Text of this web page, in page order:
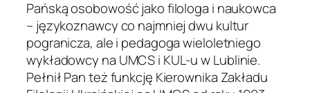
Pańską osobowość jako filologa i naukowca
– językoznawcy co najmniej dwu kultur
pogranicza, ale i pedagoga wieloletniego
wykładowcy na UMCS i KUL-u w Lublinie.
Pełnił Pan też funkcję Kierownika Zakładu